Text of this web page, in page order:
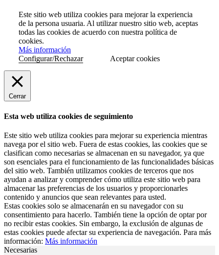
Este sitio web utiliza cookies para mejorar la experiencia
de la persona usuaria. Al utilizar nuestro sitio web, aceptas
todas las cookies de acuerdo con nuestra política de
cookies.
Más información
Configurar/Rechazar
Aceptar cookies
Cerrar
Esta web utiliza cookies de seguimiento
Este sitio web utiliza cookies para mejorar su experiencia mientras
navega por el sitio web. Fuera de estas cookies, las cookies que se
clasifican como necesarias se almacenan en su navegador, ya que
son esenciales para el funcionamiento de las funcionalidades básicas
del sitio web. También utilizamos cookies de terceros que nos
ayudan a analizar y comprender cómo utiliza este sitio web para
almacenar las preferencias de los usuarios y proporcionarles
contenido y anuncios que sean relevantes para usted.
Estas cookies solo se almacenarán en su navegador con su
consentimiento para hacerlo. También tiene la opción de optar por
no recibir estas cookies. Sin embargo, la exclusión de algunas de
estas cookies puede afectar su experiencia de navegación. Para más
información: Más información
Necesarias